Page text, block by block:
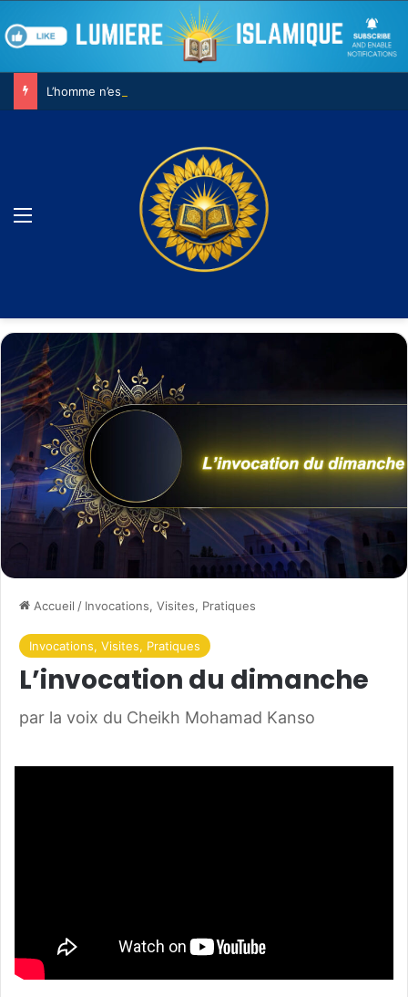
L’homme n’est pas un chiffre..
Accueil / Invocations, Visites, Pratiques
Invocations, Visites, Pratiques
L’invocation du dimanche
par la voix du Cheikh Mohamad Kanso